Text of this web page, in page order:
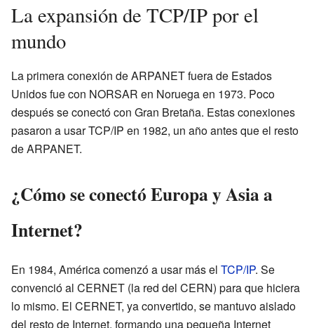
La expansión de TCP/IP por el
mundo
La primera conexión de ARPANET fuera de Estados
Unidos fue con NORSAR en Noruega en 1973. Poco
después se conectó con Gran Bretaña. Estas conexiones
pasaron a usar TCP/IP en 1982, un año antes que el resto
de ARPANET.
¿Cómo se conectó Europa y Asia a
Internet?
En 1984, América comenzó a usar más el TCP/IP. Se
convenció al CERNET (la red del CERN) para que hiciera
lo mismo. El CERNET, ya convertido, se mantuvo aislado
del resto de Internet, formando una pequeña Internet